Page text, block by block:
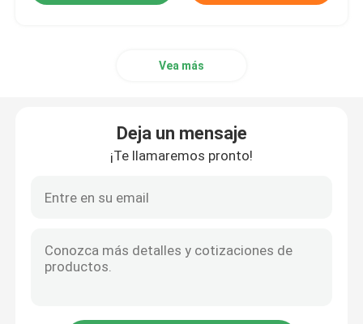
Máquina de fresado CNC de laboratorio dental
Vea más
Deja un mensaje
¡Te llamaremos pronto!